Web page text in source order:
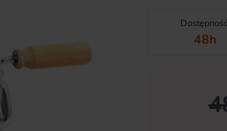
48h